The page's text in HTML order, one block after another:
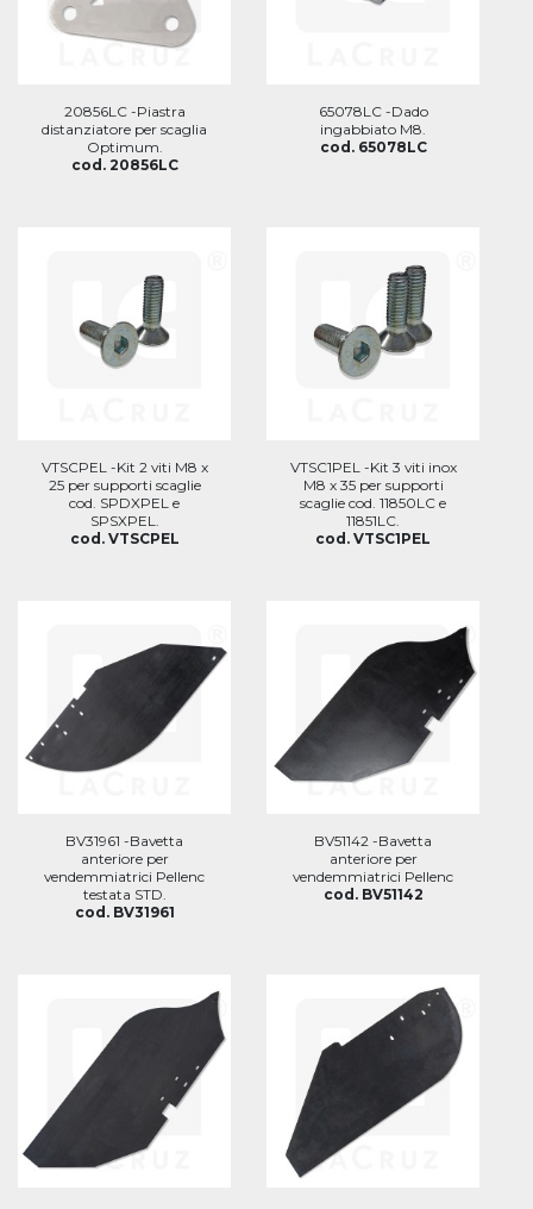
20856LC -Piastra
distanziatore per scaglia
Optimum.
cod. 20856LC
65078LC -Dado
ingabbiato M8.
cod. 65078LC
VTSCPEL -Kit 2 viti M8 x
25 per supporti scaglie
cod. SPDXPEL e
SPSXPEL.
cod. VTSCPEL
VTSC1PEL -Kit 3 viti inox
M8 x 35 per supporti
scaglie cod. 11850LC e
11851LC.
cod. VTSC1PEL
BV31961 -Bavetta
anteriore per
vendemmiatrici Pellenc
testata STD.
cod. BV31961
BV51142 -Bavetta
anteriore per
vendemmiatrici Pellenc
cod. BV51142